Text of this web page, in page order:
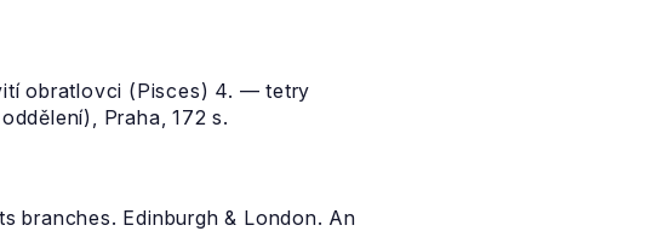
obratlovci (Pisces) 4. — tetry
Praha, 172 s.
branches. Edinburgh & London. An